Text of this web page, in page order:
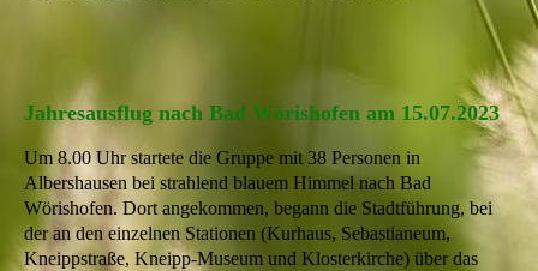
Jahresausflug nach Bad Wörishofen am 15.07.2023
Um 8.00 Uhr startete die Gruppe mit 38 Personen in
Albershausen bei strahlend blauem Himmel nach Bad
Wörishofen. Dort angekommen, begann die Stadtführung, bei
der an den einzelnen Stationen (Kurhaus, Sebastianeum,
Kneippstraße, Kneipp-Museum und Klosterkirche) über das